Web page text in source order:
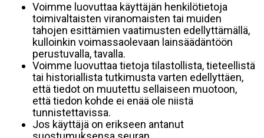
Voimme luovuttaa käyttäjän henkilötietoja
toimivaltaisten viranomaisten tai muiden
tahojen esittämien vaatimusten edellyttämällä,
kulloinkin voimassaolevaan lainsäädäntöön
perustuvalla, tavalla.
Voimme luovuttaa tietoja tilastollista, tieteellistä
tai historiallista tutkimusta varten edellyttäen,
että tiedot on muutettu sellaiseen muotoon,
että tiedon kohde ei enää ole niistä
tunnistettavissa.
Jos käyttäjä on erikseen antanut